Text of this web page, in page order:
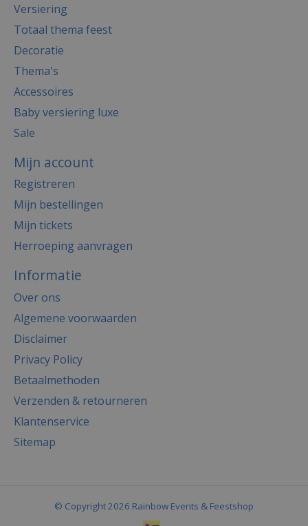
Versiering
Totaal thema feest
Decoratie
Thema's
Accessoires
Baby versiering luxe
Sale
Mijn account
Registreren
Mijn bestellingen
Mijn tickets
Herroeping aanvragen
Informatie
Over ons
Algemene voorwaarden
Disclaimer
Privacy Policy
Betaalmethoden
Verzenden & retourneren
Klantenservice
Sitemap
© Copyright 2026 Rainbow Events & Feestshop